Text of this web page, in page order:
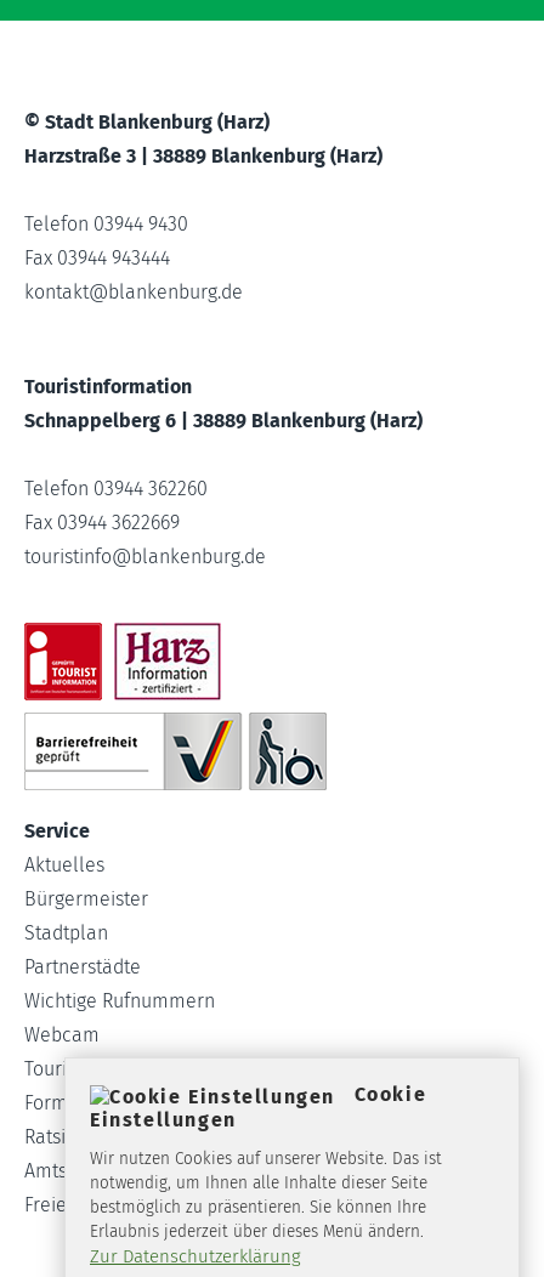
© Stadt Blankenburg (Harz)
Harzstraße 3 | 38889 Blankenburg (Harz)
Telefon 03944 9430
Fax 03944 943444
kontakt@blankenburg.de
Touristinformation
Schnappelberg 6 | 38889 Blankenburg (Harz)
Telefon 03944 362260
Fax 03944 3622669
touristinfo@blankenburg.de
Service
Aktuelles
Bürgermeister
Stadtplan
Partnerstädte
Wichtige Rufnummern
Webcam
Tourist-Info
Formulare
Ratsinformationssystem
Amtsblatt
Freie Stellen
Cookie
Einstellungen
Wir nutzen Cookies auf unserer Website. Das ist
notwendig, um Ihnen alle Inhalte dieser Seite
bestmöglich zu präsentieren. Sie können Ihre
Erlaubnis jederzeit über dieses Menü ändern.
Zur Datenschutzerklärung